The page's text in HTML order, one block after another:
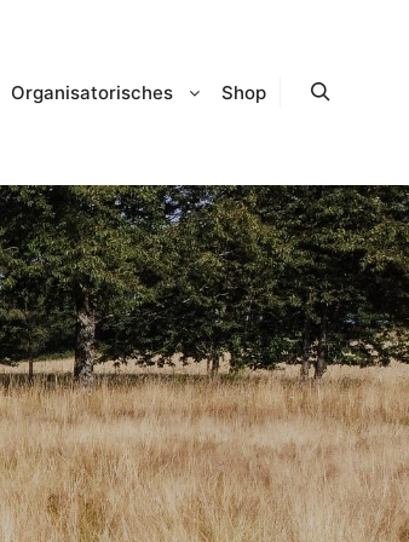
Organisatorisches Shop